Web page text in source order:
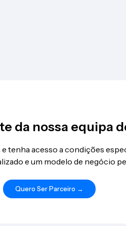
da nossa equipa
tenha acesso a condições
e um modelo de negócio
Quero Ser Parceiro →